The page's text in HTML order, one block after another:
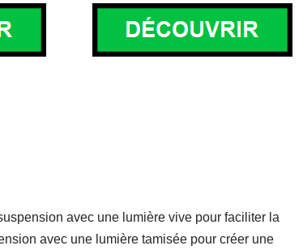
avec une lumière vive pour faciliter la
avec une lumière tamisée pour créer une